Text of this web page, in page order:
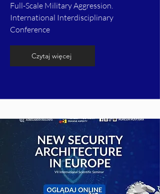
Full-Scale Military Aggression.
International Interdisciplinary
Conference
Czytaj więcej